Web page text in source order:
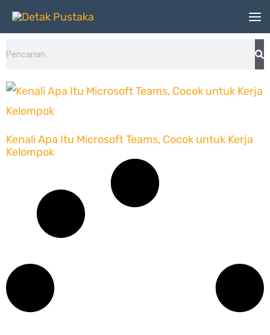
Lewati
konten
Search
Kenali Apa Itu Microsoft Teams, Cocok untuk Kerja
Kelompok